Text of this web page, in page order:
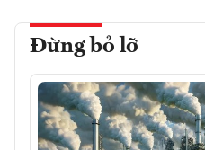
Đừng bỏ lỡ